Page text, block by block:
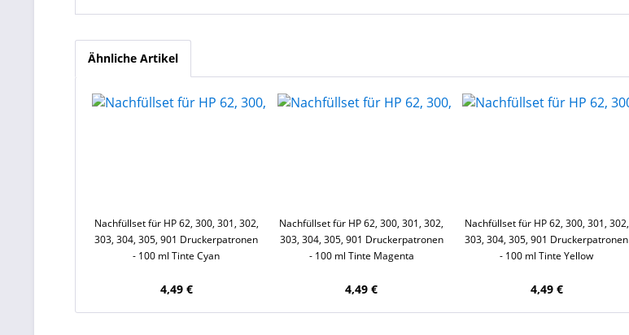
Ähnliche Artikel
Nachfüllset für HP 62, 300, 301, 302,
303, 304, 305, 901 Druckerpatronen
- 100 ml Tinte Cyan
4,49 €
Nachfüllset für HP 62, 300, 301, 302,
303, 304, 305, 901 Druckerpatronen
- 100 ml Tinte Magenta
4,49 €
Nachfüllset für HP 62, 300, 301, 302,
303, 304, 305, 901 Druckerpatronen
- 100 ml Tinte Yellow
4,49 €